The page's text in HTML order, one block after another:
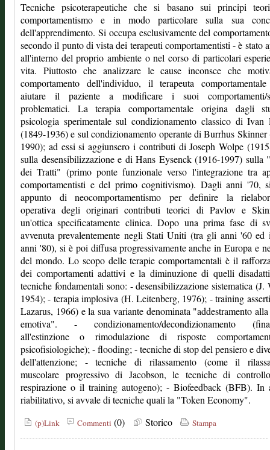
Tecniche psicoterapeutiche che si basano sui principi
comportamentismo e in modo particolare sulla sua
dell'apprendimento. Si occupa esclusivamente del
secondo il punto di vista dei terapeuti comportamentisti - è stato
all'interno del proprio ambiente o nel corso di particolari
vita. Piuttosto che analizzare le cause inconsce che
comportamento dell'individuo, il terapeuta
aiutare il paziente a modificare i suoi comportamenti/
problematici. La terapia comportamentale origina dagli
psicologia sperimentale sul condizionamento classico di Ivan
(1849-1936) e sul condizionamento operante di Burrhus Skinner
1990); ad essi si aggiunsero i contributi di Joseph Wolpe
sulla desensibilizzazione e di Hans Eysenck (1916-1997) sulla
dei Tratti" (primo ponte funzionale verso l'integrazione tra
comportamentisti e del primo cognitivismo). Dagli anni '70,
appunto di neocomportamentismo per definire la
operativa degli originari contributi teorici di Pavlov e
un'ottica specificatamente clinica. Dopo una prima fase di
avvenuta prevalentemente negli Stati Uniti (tra gli anni '60
anni '80), si è poi diffusa progressivamente anche in Europa e
del mondo. Lo scopo delle terapie comportamentali è il
dei comportamenti adattivi e la diminuzione di quelli
tecniche fondamentali sono: - desensibilizzazione sistematica (J.
1954); - terapia implosiva (H. Leitenberg, 1976); - training
Lazarus, 1966) e la sua variante denominata "addestramento
emotiva". - condizionamento/decondizionamento
all'estinzione o rimodulazione di risposte
psicofisiologiche); - flooding; - tecniche di stop del pensiero e
dell'attenzione; - tecniche di rilassamento (come il
muscolare progressivo di Jacobson, le tecniche di
respirazione o il training autogeno); - Biofeedback (BFB). In
riabilitativo, si avvale di tecniche quali la "Token Economy".
(p)Link Commenti (0) Storico Stampa